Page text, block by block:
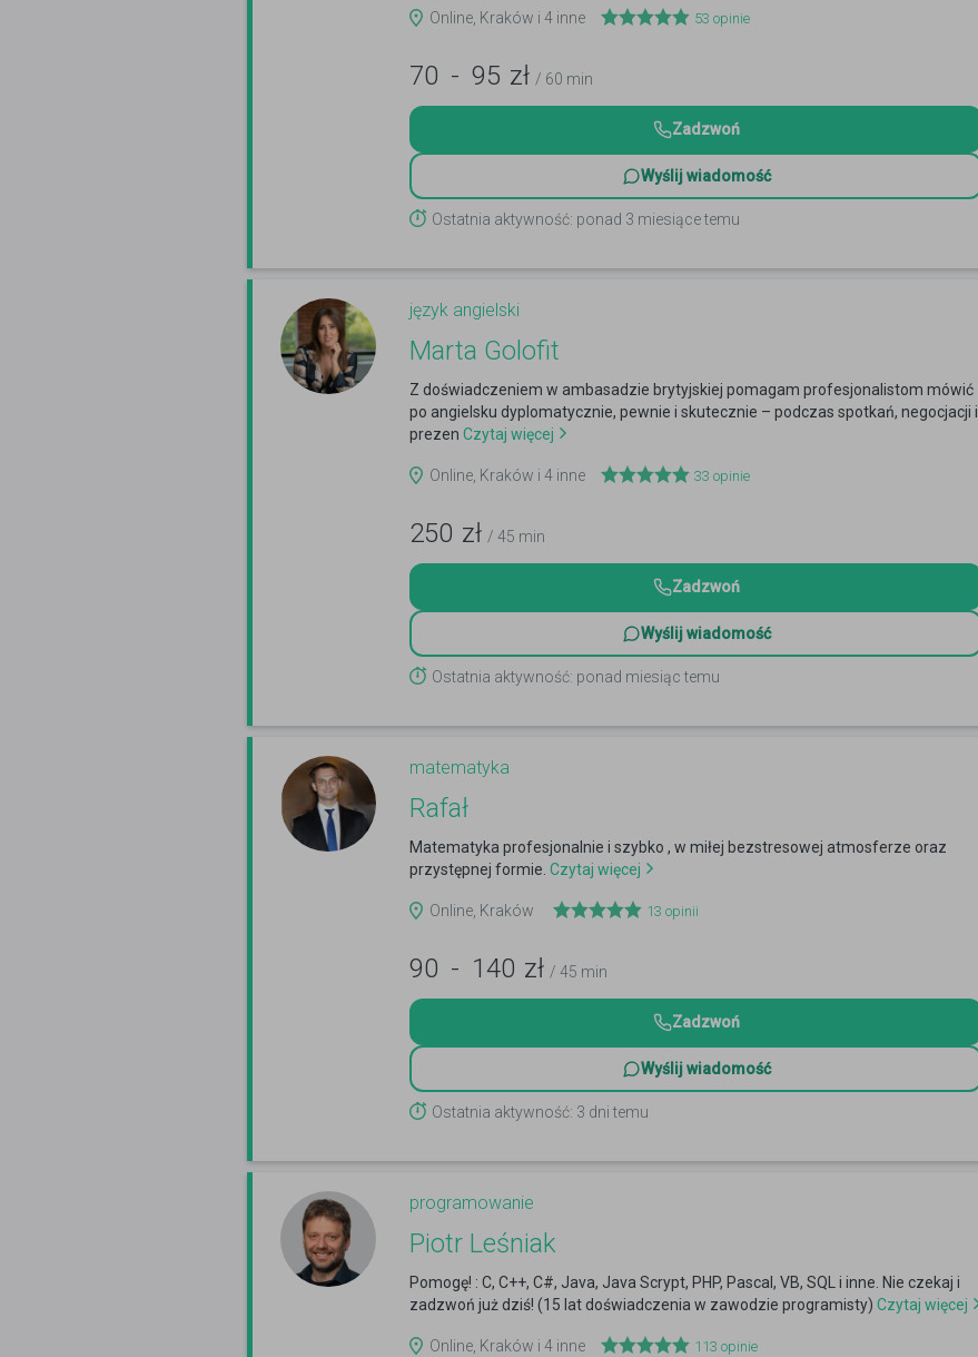
Online, Kraków i 4 inne 53 opinie
70 - 95 zł / 60 min
Zadzwoń
Wyślij wiadomość
Ostatnia aktywność: ponad 3 miesiące temu
język angielski
Marta Golofit
Z doświadczeniem w ambasadzie brytyjskiej pomagam profesjonalistom mówić
po angielsku dyplomatycznie, pewnie i skutecznie – podczas spotkań, negocjacji i
prezen Czytaj więcej
Online, Kraków i 4 inne 33 opinie
250 zł / 45 min
Zadzwoń
Wyślij wiadomość
Ostatnia aktywność: ponad miesiąc temu
matematyka
Rafał
Matematyka profesjonalnie i szybko , w miłej bezstresowej atmosferze oraz
przystępnej formie. Czytaj więcej
Online, Kraków 13 opinii
90 - 140 zł / 45 min
Zadzwoń
Wyślij wiadomość
Ostatnia aktywność: 3 dni temu
programowanie
Piotr Leśniak
Pomogę! : C, C++, C#, Java, Java Scrypt, PHP, Pascal, VB, SQL i inne. Nie czekaj i
zadzwoń już dziś! (15 lat doświadczenia w zawodzie programisty) Czytaj więcej
Online, Kraków i 4 inne 113 opinie